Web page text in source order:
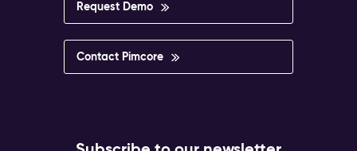
Request Demo
Contact Pimcore